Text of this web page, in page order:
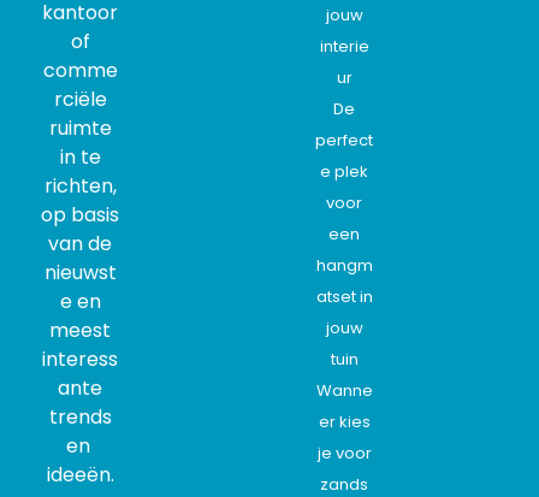
kantoor
of
comme
rciële
ruimte
in te
richten,
op basis
van de
nieuwst
e en
meest
interess
ante
trends
en
ideeën.
jouw
interie
ur
De
perfect
e plek
voor
een
hangm
atset in
jouw
tuin
Wanne
er kies
je voor
zands